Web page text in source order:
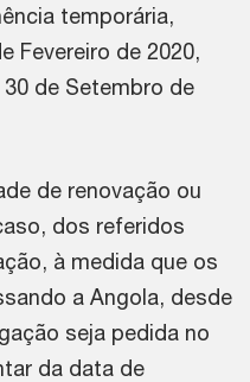
temporária,
Fevereiro de 2020,
de Setembro de
de renovação ou
dos referidos
à medida que os
a Angola, desde
seja pedida no
da data de